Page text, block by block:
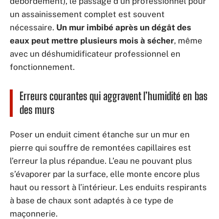
un assainissement complet est souvent
nécessaire. Un mur imbibé après un dégât des
eaux peut mettre plusieurs mois à sécher, même
avec un déshumidificateur professionnel en
fonctionnement.
Erreurs courantes qui aggravent l’humidité en bas
des murs
Poser un enduit ciment étanche sur un mur en
pierre qui souffre de remontées capillaires est
l’erreur la plus répandue. L’eau ne pouvant plus
s’évaporer par la surface, elle monte encore plus
haut ou ressort à l’intérieur. Les enduits respirants
à base de chaux sont adaptés à ce type de
maçonnerie.